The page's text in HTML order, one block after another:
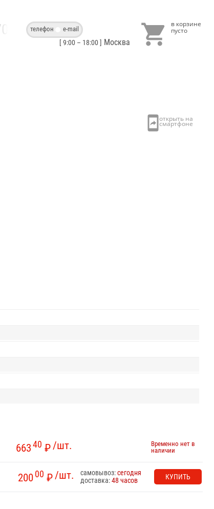
телефон e-mail
[ 9:00 – 18:00 ] Москва 
/шт.
663 40 ₽
Временно нет в
наличии
/шт.
200 00 ₽ самовывоз:сегодня
доставка:48 часов КУПИТЬ